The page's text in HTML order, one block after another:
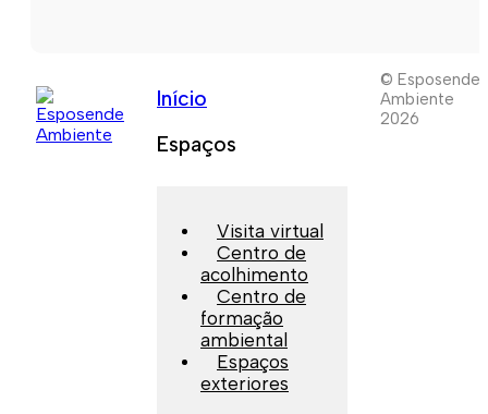
Início
Espaços
Visita virtual
Centro de
acolhimento
Centro de
formação
ambiental
Espaços
exteriores
© Esposende
Ambiente
2026